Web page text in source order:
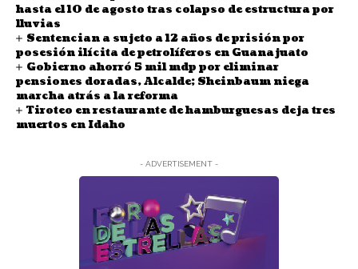
hasta el 10 de agosto tras colapso de estructura por
lluvias
Sentencian a sujeto a 12 años de prisión por
posesión ilícita de petrolíferos en Guanajuato
Gobierno ahorró 5 mil mdp por eliminar
pensiones doradas, Alcalde; Sheinbaum niega
marcha atrás a la reforma
Tiroteo en restaurante de hamburguesas deja tres
muertos en Idaho
- ADVERTISEMENT -